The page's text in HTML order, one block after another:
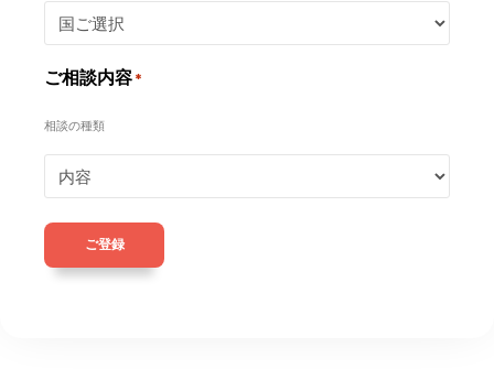
ご相談内容*
相談の種類
ご登録